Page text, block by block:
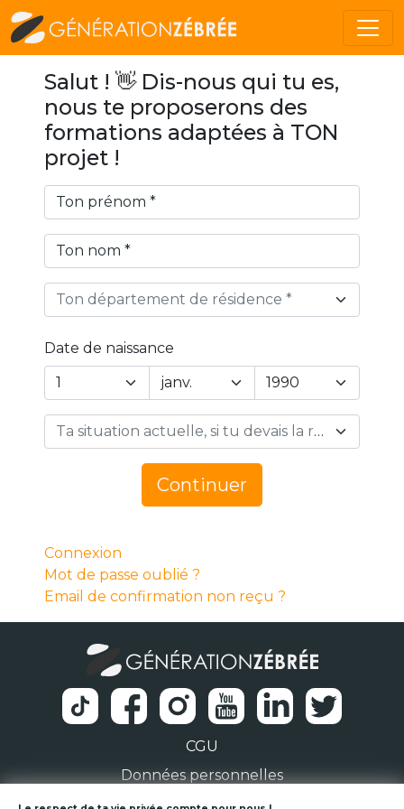
Salut ! 👋 Dis-nous qui tu es,
nous te proposerons des
formations adaptées à TON
projet !
Ton département de résidence *
Date de naissance
Year
Day
Ta situation actuelle, si tu devais la résumer en 1 mot… *
Continuer
Connexion
Mot de passe oublié ?
Email de confirmation non reçu ?
CGU
Données personnelles